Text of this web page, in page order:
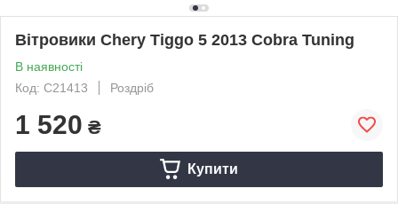
Вітровики Chery Tiggo 5 2013 Cobra Tuning
В наявності
Код: C21413
Роздріб
1 520 ₴
Купити